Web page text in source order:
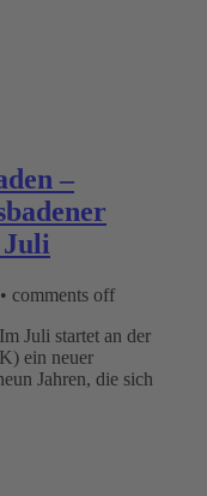
–
• comments off
Juli startet an der
ein neuer
Jahren, die sich